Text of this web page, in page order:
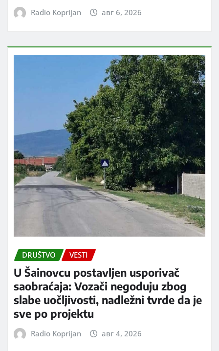
Radio Koprijan авг 6, 2026
DRUŠTVO VESTI
U Šainovcu postavljen usporivač
saobraćaja: Vozači negoduju zbog
slabe uočljivosti, nadležni tvrde da je
sve po projektu
Radio Koprijan авг 4, 2026